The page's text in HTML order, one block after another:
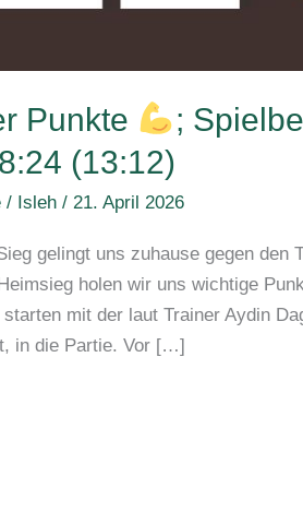
Punkte
;
(13:12)
/ Isleh/21. April 2026
gelingt uns zuhause gegen den
holen wir uns wichtige
mit der laut Trainer Aydin
in die Partie. Vor […]